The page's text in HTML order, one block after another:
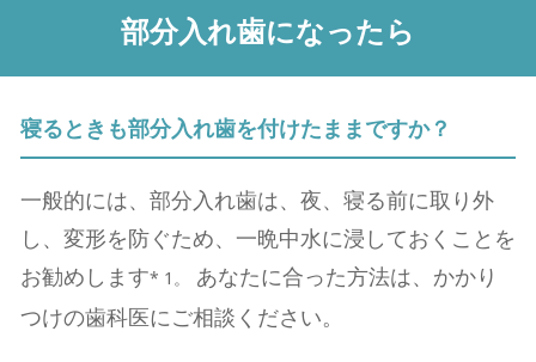
部分入れ歯になったら
寝るときも部分⼊れ⻭を付けたままですか？
一般的には、部分⼊れ⻭は、夜、寝る前に取り外
し、変形を防ぐため、一晩中⽔に浸しておくことを
お勧めします* 1。
あなたに合った⽅法は、かかり
つけの⻭科医にご相談ください。